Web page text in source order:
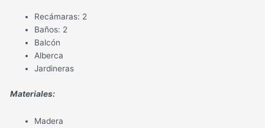
Recámaras: 2
Baños: 2
Balcón
Alberca
Jardineras
Materiales:
Madera